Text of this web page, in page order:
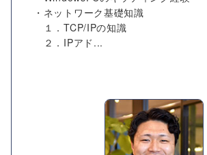
・ネットワーク基礎知識
１．TCP/IPの知識
２．IPアド...